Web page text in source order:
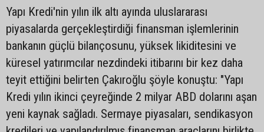
Yapı Kredi'nin yılın ilk altı ayında uluslararası
piyasalarda gerçekleştirdiği finansman işlemlerinin
bankanın güçlü bilançosunu, yüksek likiditesini ve
küresel yatırımcılar nezdindeki itibarını bir kez daha
teyit ettiğini belirten Çakıroğlu şöyle konuştu: "Yapı
Kredi yılın ikinci çeyreğinde 2 milyar ABD dolarını aşan
yeni kaynak sağladı. Sermaye piyasaları, sendikasyon